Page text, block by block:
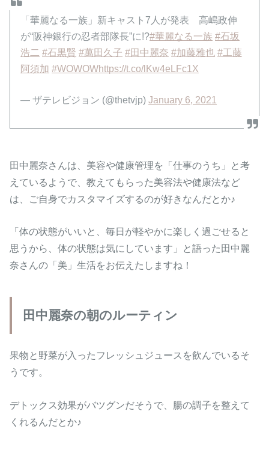
「華麗なる一族」新キャスト7人が発表 高嶋政伸
が“阪神銀行の忍者部隊長”に!?#華麗なる一族 #石坂
浩二 #石黒賢 #萬田久子 #田中麗奈 #加藤雅也 #工藤
阿須加 #WOWOWhttps://t.co/lKw4eLFc1X
— ザテレビジョン (@thetvjp)January 6, 2021
田中麗奈さんは、美容や健康管理を「仕事のうち」と考
えているようで、教えてもらった美容法や健康法など
は、ご自身でカスタマイズするのが好きなんだとか♪
「体の状態がいいと、毎日が軽やかに楽しく過ごせると
思うから、体の状態は気にしています」と語った田中麗
奈さんの「美」生活をお伝えたしますね！
田中麗奈の朝のルーティン
果物と野菜が入ったフレッシュジュースを飲んでいるそ
うです。
デトックス効果がバツグンだそうで、腸の調子を整えて
くれるんだとか♪